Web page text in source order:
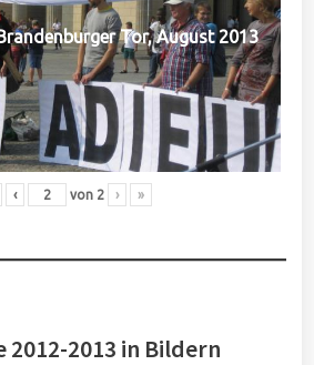
Tor, August 2013
‹ von 2 › »
2012-2013 in Bildern